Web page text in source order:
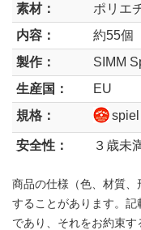
素材：
ポリエ
内容：
約55個
製作：
SIMM
生産国：
EU
規格：
安全性： ３歳未
商品の仕様（色、材質
することがあります。
であり、それをお約束す